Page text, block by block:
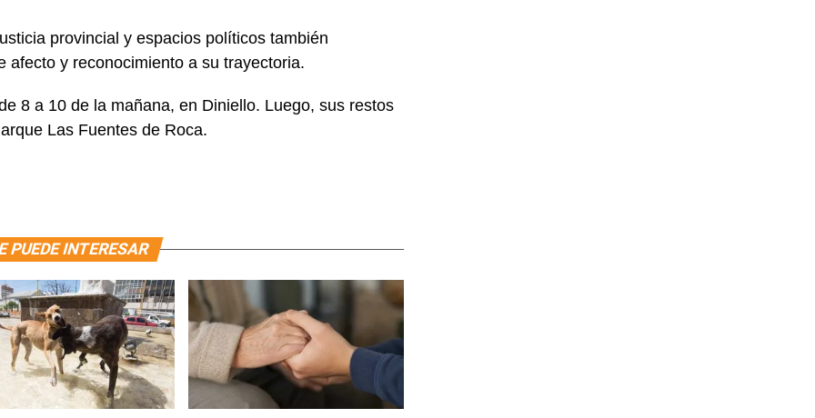
provincial y espacios políticos también
afecto y reconocimiento a su trayectoria.
8 a 10 de la mañana, en Diniello. Luego, sus restos
Las Fuentes de Roca.
PUEDE INTERESAR